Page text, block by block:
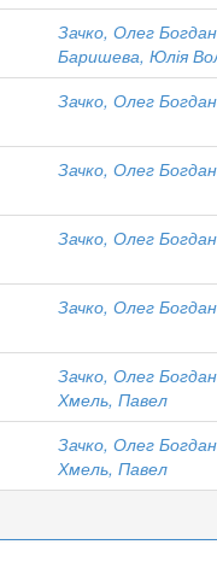
Зачко, Олег
Баришева, Юлія
Зачко, Олег
Зачко, Олег
Зачко, Олег
Зачко, Олег
Зачко, Олег
Хмель, Павел
Зачко, Олег
Хмель, Павел